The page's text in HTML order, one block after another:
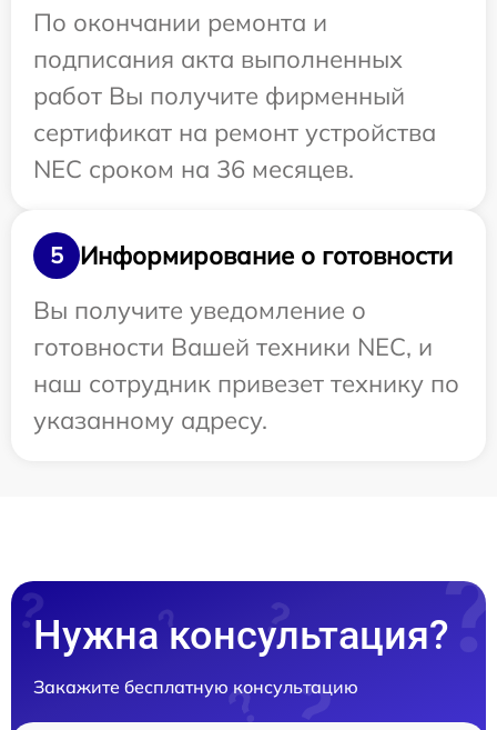
По окончании ремонта и
подписания акта выполненных
работ Вы получите фирменный
сертификат на ремонт устройства
NEC сроком на 36 месяцев.
5
Информирование о готовности
Вы получите уведомление о
готовности Вашей техники NEC, и
наш сотрудник привезет технику по
указанному адресу.
Нужна консультация?
Закажите бесплатную консультацию